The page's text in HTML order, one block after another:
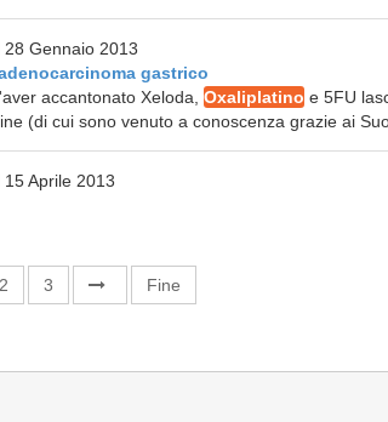
28 Gennaio 2013
gastrico
accantonato Xeloda, Oxaliplatino e 5FU
(di cui sono venuto a conoscenza grazie ai
Aprile 2013
2 3 Fine